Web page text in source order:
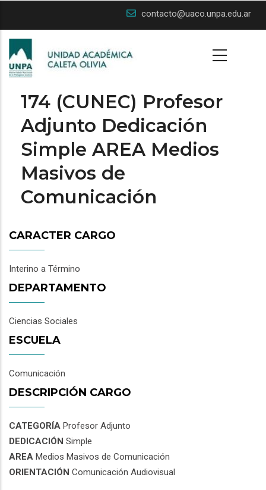
main
content
contacto@uaco.unpa.edu.ar
174 (CUNEC) Profesor
Adjunto Dedicación
Simple AREA Medios
Masivos de
Comunicación
CARACTER CARGO
Interino a Término
DEPARTAMENTO
Ciencias Sociales
ESCUELA
Comunicación
DESCRIPCIÓN CARGO
CATEGORÍA Profesor Adjunto
DEDICACIÓN Simple
AREA Medios Masivos de Comunicación
ORIENTACIÓN Comunicación Audiovisual